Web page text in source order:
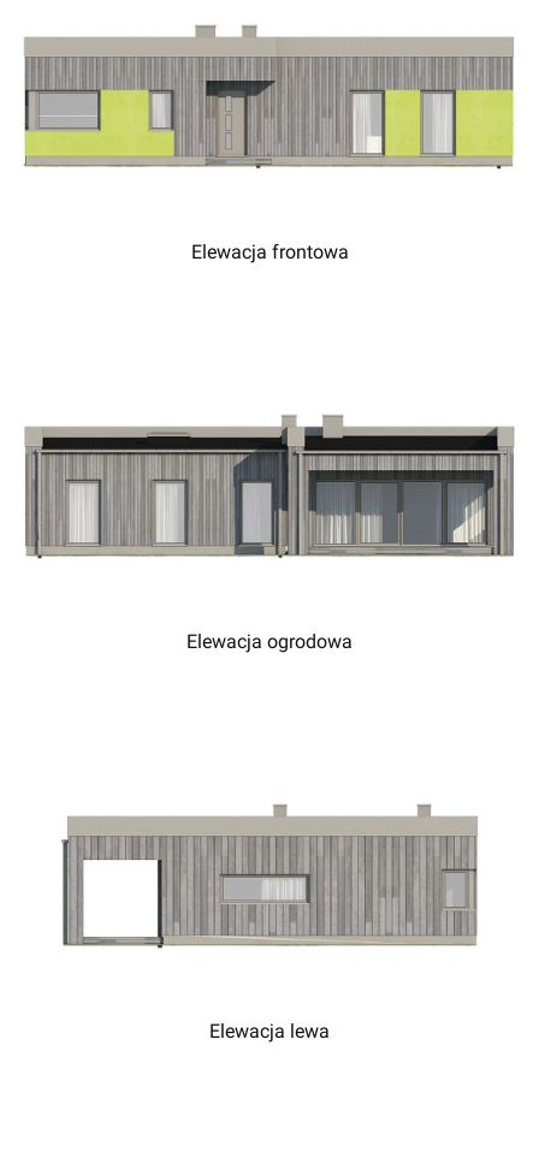
Elewacja frontowa
Elewacja ogrodowa
Elewacja lewa